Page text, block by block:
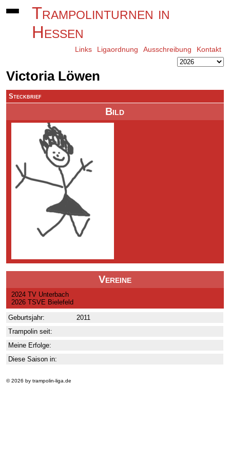
Trampolinturnen in
Hessen
Links Ligaordnung Ausschreibung Kontakt
Victoria Löwen
Bild
Vereine
2024 TV Unterbach
2026 TSVE Bielefeld
Steckbrief
Geburtsjahr:
2011
Trampolin seit:
Meine Erfolge:
Diese Saison in:
© 2026 by trampolin-liga.de